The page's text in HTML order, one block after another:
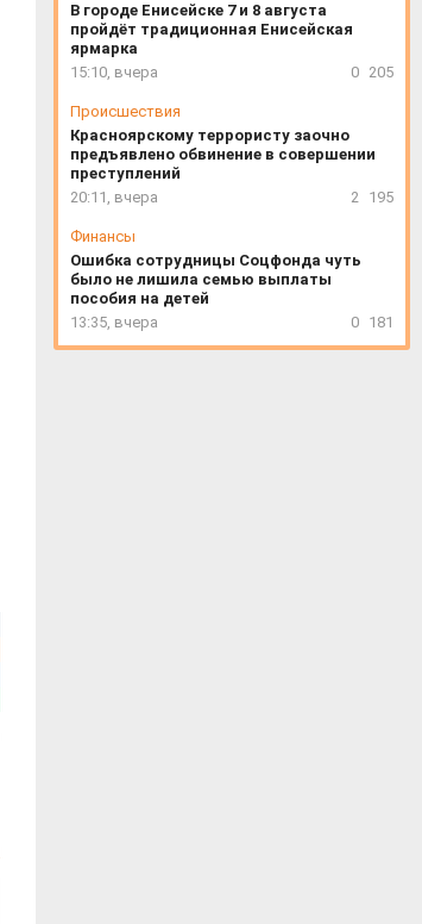
В городе Енисейске 7 и 8 августа
пройдёт традиционная Енисейская
ярмарка
15:10, вчера
0 205
Происшествия
Красноярскому террористу заочно
предъявлено обвинение в совершении
преступлений
20:11, вчера
2 195
Финансы
Ошибка сотрудницы Соцфонда чуть
было не лишила семью выплаты
пособия на детей
13:35, вчера
0 181